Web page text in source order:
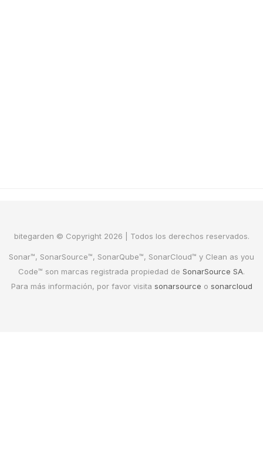
bitegarden © Copyright 2026 | Todos los derechos reservados.
Sonar™, SonarSource™, SonarQube™, SonarCloud™ y Clean as you
Code™ son marcas registrada propiedad de SonarSource SA.
Para más información, por favor visita sonarsource o sonarcloud